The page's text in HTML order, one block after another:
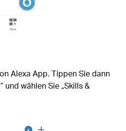
Alexa App. Tippen Sie dann
und wählen Sie „Skills &